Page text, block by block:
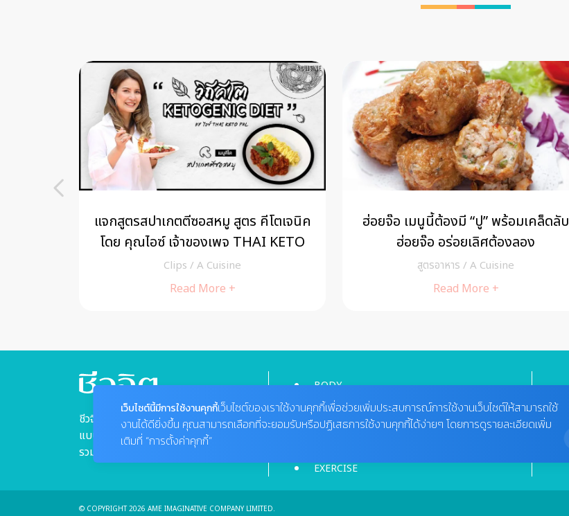
แจกสูตรสปาเกตตีซอสหมู สูตร คีโตเจนิค
โดย คุณไอซ์ เจ้าของเพจ THAI KETO
PAL
Clips / A Cuisine
Read More +
ฮ่อยจ๊อ เมนูนี้ต้องมี “ปู” พร้อมเคล็ดลับ
ฮ่อยจ๊อ อร่อยเลิศต้องลอง
สูตรอาหาร / A Cuisine
Read More +
ชีวจิตแนวความคิดเรื่องสุขภาพ
แบบองค์รวม "ชีว" ที่หมายถึง "กาย"
รวมเข้ากับ "จิต" ที่หมายถึง "ใจ"
BODY
MIND
EXERCISE
VIDEO
© COPYRIGHT 2026 AME IMAGINATIVE COMPANY LIMITED.
เว็บไซต์นี้มีการใช้งานคุกกี้เว็บไซต์ของเราใช้งานคุกกี้เพื่อช่วยเพิ่มประสบการณ์การใช้งานเว็บไซต์ให้สามารถใช้
งานได้ดียิ่งขึ้น คุณสามารถเลือกที่จะยอมรับหรือปฏิเสธการใช้งานคุกกี้ได้ง่ายๆ โดยการดูรายละเอียดเพิ่ม
เติมที่ “การตั้งค่าคุกกี้”